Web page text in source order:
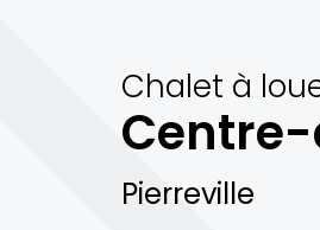
Chalet à
Pierreville